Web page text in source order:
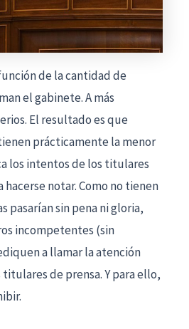
de la cantidad de
el gabinete. A más
El resultado es que
prácticamente la menor
los intentos de los titulares
hacerse notar. Como no tienen
pasarían sin pena ni gloria,
incompetentes (sin
a llamar la atención
de prensa. Y para ello,